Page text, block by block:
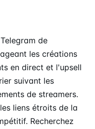
de
les créations
en direct et l'upsell
suivant les
de streamers.
liens étroits de la
Recherchez